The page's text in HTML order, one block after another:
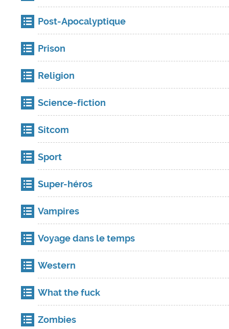
Post-Apocalyptique
Prison
Religion
Science-fiction
Sitcom
Sport
Super-héros
Vampires
Voyage dans le temps
Western
What the fuck
Zombies